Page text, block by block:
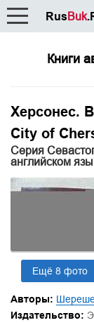
Книги
Херсонес.
City of
Серия
английском
Ещё 8 фото
Авторы:
Издательство:
RusBuk